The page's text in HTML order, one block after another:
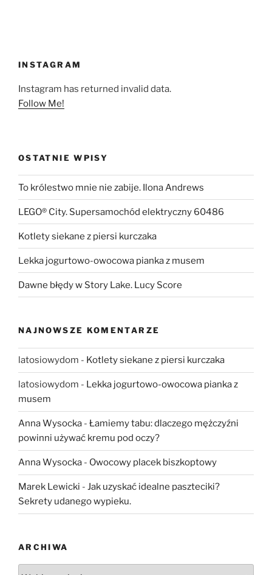
INSTAGRAM
Instagram has returned invalid data.
Follow Me!
OSTATNIE WPISY
To królestwo mnie nie zabije. Ilona Andrews
LEGO® City. Supersamochód elektryczny 60486
Kotlety siekane z piersi kurczaka
Lekka jogurtowo-owocowa pianka z musem
Dawne błędy w Story Lake. Lucy Score
NAJNOWSZE KOMENTARZE
latosiowydom - Kotlety siekane z piersi kurczaka
latosiowydom - Lekka jogurtowo-owocowa pianka z
musem
Anna Wysocka - Łamiemy tabu: dlaczego mężczyźni
powinni używać kremu pod oczy?
Anna Wysocka - Owocowy placek biszkoptowy
Marek Lewicki - Jak uzyskać idealne paszteciki?
Sekrety udanego wypieku.
ARCHIWA